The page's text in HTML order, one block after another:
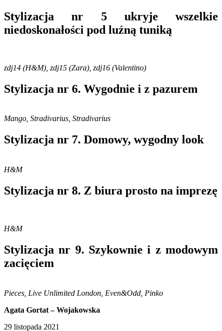
Stylizacja nr 5 ukryje wszelkie
niedoskonałości pod luźną tuniką
zdj14 (H&M), zdj15 (Zara), zdj16 (Valentino)
Stylizacja nr 6. Wygodnie i z pazurem
Mango, Stradivarius, Stradivarius
Stylizacja nr 7. Domowy, wygodny look
H&M
Stylizacja nr 8. Z biura prosto na imprezę
H&M
Stylizacja nr 9. Szykownie i z modowym
zacięciem
Pieces, Live Unlimited London, Even&Odd, Pinko
Agata Gortat – Wojakowska
29 listopada 2021